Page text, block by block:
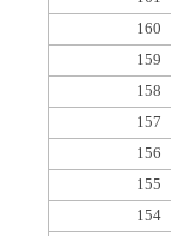
160
159
158
157
156
155
154